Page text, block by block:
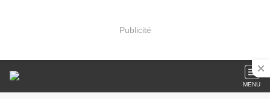
Publicité
MENU